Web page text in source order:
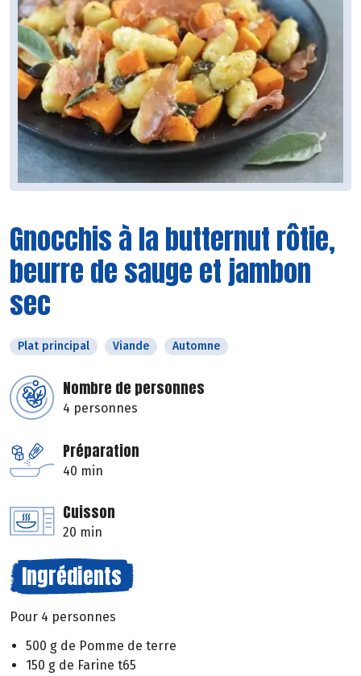
Gnocchis à la butternut rôtie,
beurre de sauge et jambon
sec
Plat principal Viande Automne
Nombre de personnes
4 personnes
Préparation
40 min
Cuisson
20 min
Ingrédients
Pour 4 personnes
500 g de Pomme de terre
150 g de Farine t65